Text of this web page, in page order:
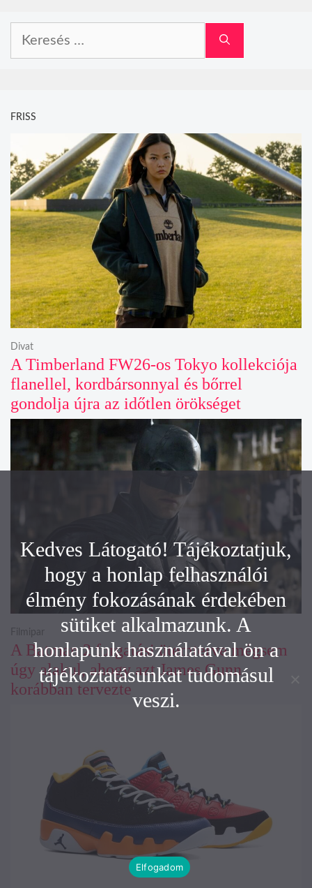
FRISS
A Timberland FW26-os Tokyo kollekciója
flanellel, kordbársonnyal és bőrrel
gondolja újra az időtlen örökséget
Divat
A Batman 2 forgatási ütemterve mégsem
úgy alakul, ahogy azt James Gunn
korábban tervezte
Filmipar
Kedves Látogató! Tájékoztatjuk,
hogy a honlap felhasználói
élmény fokozásának érdekében
sütiket alkalmazunk. A
honlapunk használatával ön a
tájékoztatásunkat tudomásul
veszi.
Elfogadom